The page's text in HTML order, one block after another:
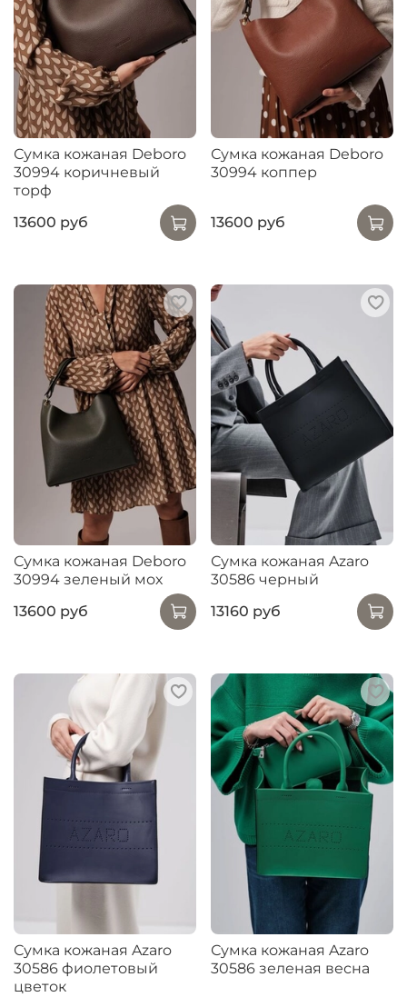
Сумка кожаная Deboro
30994 коричневый
торф
13600 руб
Сумка кожаная Deboro
30994 коппер
13600 руб
Сумка кожаная Deboro
30994 зеленый мох
13600 руб
Сумка кожаная Azaro
30586 черный
13160 руб
Сумка кожаная Azaro
30586 фиолетовый
цветок
Сумка кожаная Azaro
30586 зеленая весна